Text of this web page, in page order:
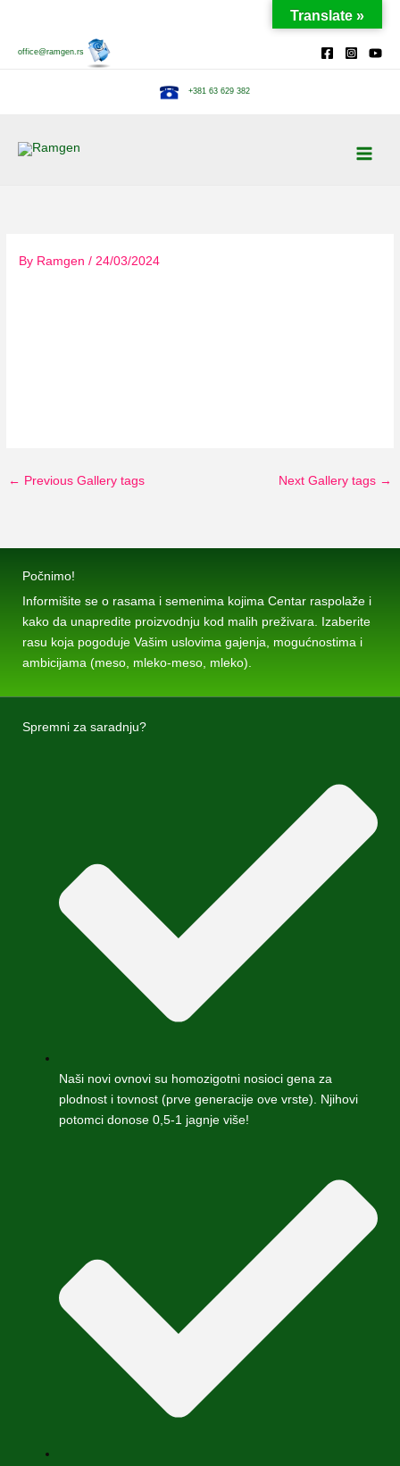
content
office@ramgen.rs
+381 63 629 382
By Ramgen/ 24/03/2024
← Previous Gallery tags Next Gallery tags →
Počnimo!
Informišite se o rasama i semenima kojima Centar raspolaže i
kako da unapredite proizvodnju kod malih preživara. Izaberite
rasu koja pogoduje Vašim uslovima gajenja, mogućnostima i
ambicijama (meso, mleko-meso, mleko).
Spremni za saradnju?
Naši novi ovnovi su homozigotni nosioci gena za
plodnost i tovnost (prve generacije ove vrste). Njihovi
potomci donose 0,5-1 jagnje više!
Translate »